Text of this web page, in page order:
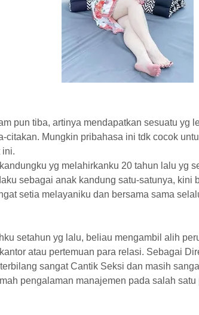
pun tiba, artinya mendapatkan sesuatu yg
citakan. Mungkin pribahasa ini tdk cocok
ini.
yg melahirkanku 20 tahun lalu yg
sebagai anak kandung satu-satunya, kini
setia melayaniku dan bersama sama
setahun yg lalu, beliau mengambil alih
atau pertemuan para relasi. Sebagai
sangat Cantik Seksi dan masih
pengalaman manajemen pada salah